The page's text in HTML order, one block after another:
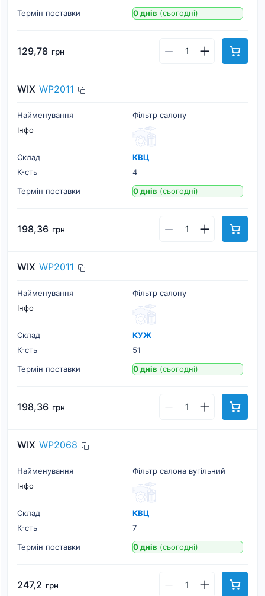
Термін поставки
0 днів (сьогодні)
129,78 грн
WIX WP2011
Найменування
Фільтр салону
Інфо
Склад
КВЦ
К-cть
4
Термін поставки
0 днів (сьогодні)
198,36 грн
WIX WP2011
Найменування
Фільтр салону
Інфо
Склад
КУЖ
К-cть
51
Термін поставки
0 днів (сьогодні)
198,36 грн
WIX WP2068
Найменування
Фільтр салона вугільний
Інфо
Склад
КВЦ
К-cть
7
Термін поставки
0 днів (сьогодні)
247,2 грн